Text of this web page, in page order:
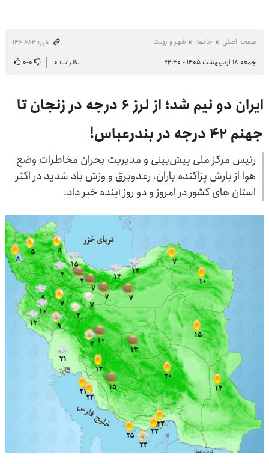
صفحه اصلی جامعه شهر و روستا
خبر: ۱۴۶٬۶۸۴
جمعه ۱۸ اردیبهشت ۱۴۰۵ - ۲۲:۴۰
نظرات: ۰ ۰-۰
ایران دو نیم شد؛ از لرز ۶ درجه در زنجان تا
جهنم ۴۲ درجه در بندرعباس!
رئیس مرکز ملی پیش‌بینی و مدیریت بحران مخاطرات وضع
هوا از بارش پزاکنده باران، رعدوبرق و وزش باد شدید در اکثر
استان های کشور در امروز و دو روز آینده خبر داد.